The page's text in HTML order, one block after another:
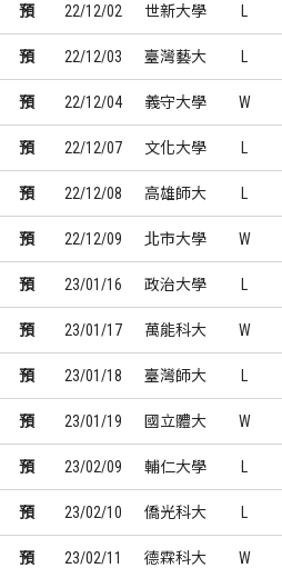
預 22/12/02 世新大學
預 22/12/03 臺灣藝大
預 22/12/04 義守大學 W
預 22/12/07 文化大學
預 22/12/08 高雄師大
預 22/12/09 北市大學 W
預 23/01/16 政治大學
預 23/01/17 萬能科大 W
預 23/01/18 臺灣師大
預 23/01/19 國立體大 W
預 23/02/09 輔仁大學
預 23/02/10 僑光科大
預 23/02/11 德霖科大 W